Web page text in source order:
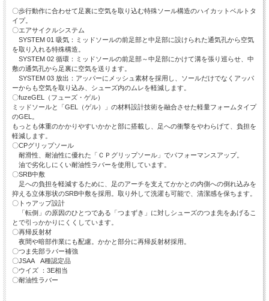
〇歩行動作に合わせて足裏に空気を取り込む特殊ソール構造のハイカットベルトタ
イプ。
〇エアサイクルシステム
SYSTEM 01 吸気：ミッドソールの前足部と中足部に設けられた通気孔から空気
を取り入れる特殊構造。
SYSTEM 02 循環：ミッドソールの前足部～中足部にかけて溝を張り巡らせ、中
敷の通気孔から足裏に空気を送ります。
SYSTEM 03 放出：アッパーにメッシュ素材を採用し、ソールだけでなくアッパ
ーからも空気を取り込み、シューズ内のムレを軽減します。
〇fuzeGEL（フューズ・ゲル）
ミッドソールと「GEL（ゲル）」の材料設計技術を融合させた軽量フォームタイプ
のGEL。
もっとも体重のかかりやすいかかと部に搭載し、足への衝撃をやわらげて、負担を
軽減します。
〇CPグリップソール
耐滑性、耐油性に優れた「ＣＰグリップソール」でパフォーマンスアップ。
油で劣化しにくい耐油性ラバーを使用しています。
〇SRB中敷
足への負担を軽減するために、足のアーチを支えてかかとの内側への倒れ込みを
抑える立体形状のSRB中敷を採用。取り外して洗濯も可能で、清潔感を保ちます。
〇トゥアップ設計
「転倒」の原因のひとつである「つまずき」に対しシューズのつま先をあげるこ
とで引っかかりにくくしています。
〇再帰反射材
夜間や暗部作業にも配慮。かかと部分に再帰反射材採用。
〇つま先部ラバー補強
〇JSAA A種認定品
〇ウイズ ：3E相当
〇耐油性ラバー